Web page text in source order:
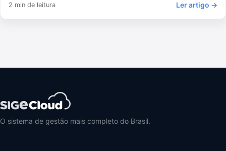
2 min de leitura Ler artigo →
O sistema de gestão mais completo do Brasil.